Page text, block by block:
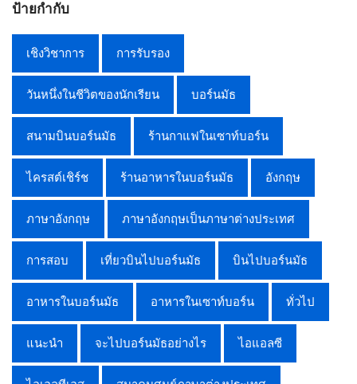
ป้ายกำกับ
เชิงวิชาการ การรับรอง
วันหนึ่งในชีวิตของนักเรียน บอร์นมัธ
สนามบินบอร์นมัธ ร้านกาแฟในเซาท์บอร์น
ไครสต์เชิร์ช ร้านอาหารในบอร์นมัธ อังกฤษ
ภาษาอังกฤษ ภาษาอังกฤษเป็นภาษาต่างประเทศ
การสอบ เที่ยวบินไปบอร์นมัธ บินไปบอร์นมัธ
อาหารในบอร์นมัธ อาหารในเซาท์บอร์น ทั่วไป
แนะนำ จะไปบอร์นมัธอย่างไร ไอแอลซี